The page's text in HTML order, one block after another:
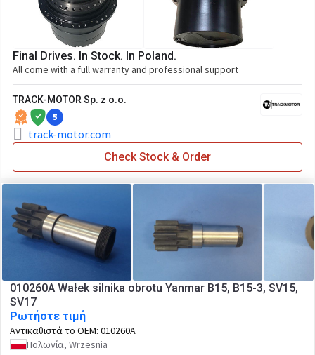
Final Drives. In Stock. In Poland.
All come with a full warranty and professional support
TRACK-MOTOR Sp. z o.o.
5
track-motor.com
Check Stock & Order
010260A Wałek silnika obrotu Yanmar B15, B15-3, SV15,
SV17
Ρωτήστε τιμή
Αντικαθιστά το OEM: 010260A
Πολωνία, Wrzesnia